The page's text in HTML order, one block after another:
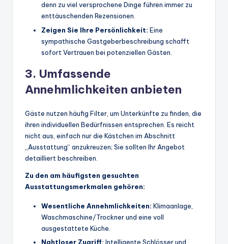
denn zu viel versprochene Dinge führen immer zu
enttäuschenden Rezensionen.
Zeigen Sie Ihre Persönlichkeit: Eine
sympathische Gastgeberbeschreibung schafft
sofort Vertrauen bei potenziellen Gästen.
3. Umfassende
Annehmlichkeiten anbieten
Gäste nutzen häufig Filter, um Unterkünfte zu finden, die
ihren individuellen Bedürfnissen entsprechen. Es reicht
nicht aus, einfach nur die Kästchen im Abschnitt
„Ausstattung“ anzukreuzen; Sie sollten Ihr Angebot
detailliert beschreiben.
Zu den am häufigsten gesuchten
Ausstattungsmerkmalen gehören:
Wesentliche Annehmlichkeiten: Klimaanlage,
Waschmaschine/Trockner und eine voll
ausgestattete Küche.
Nahtloser Zugriff: Intelligente Schlösser und